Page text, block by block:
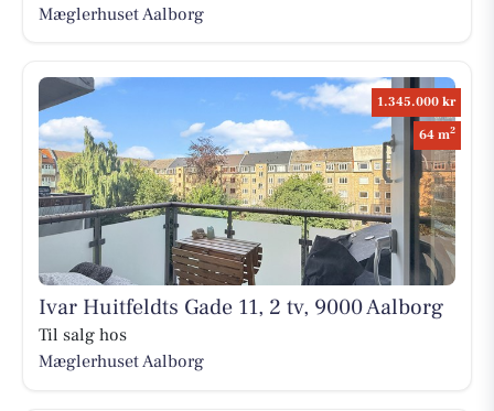
Mæglerhuset Aalborg
1.345.000 kr
64 m2
Ivar Huitfeldts Gade 11, 2 tv, 9000 Aalborg
Til salg hos
Mæglerhuset Aalborg